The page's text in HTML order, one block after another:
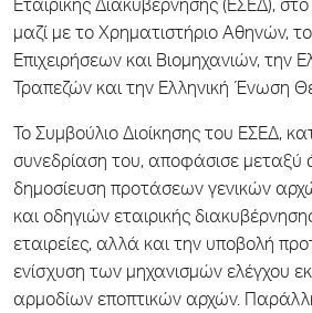
Εταιρικής Διακυβέρνησης (ΕΣΕΔ), στο
μαζί με το Χρηματιστήριο Αθηνών,
Επιχειρήσεων και Βιομηχανιών, την
Τραπεζών και την Ελληνική Ένωση
Το Συμβούλιο Διοίκησης του ΕΣΕΔ,
συνεδρίαση του, αποφάσισε μεταξύ
δημοσίευση προτάσεων γενικών
και οδηγιών εταιρικής
εταιρείες, αλλά και την υποβολή
ενίσχυση των μηχανισμών ελέγχου
αρμοδίων εποπτικών αρχών.